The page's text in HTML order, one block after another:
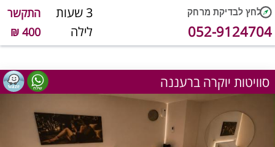
3 שעות התקשר
לילה 400 ₪ 052-9124704
סוויטות יוקרה ברעננה